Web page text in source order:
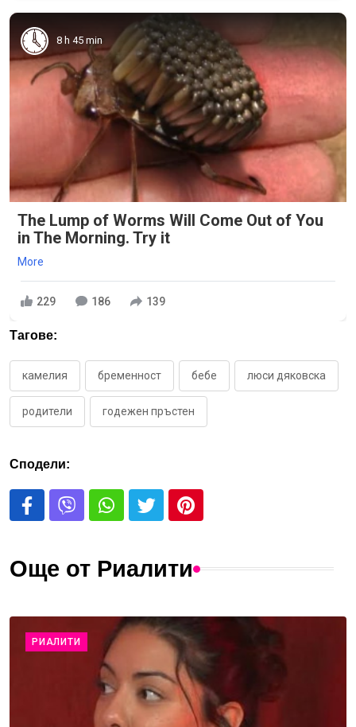
8 h 45 min
The Lump of Worms Will Come Out of You
in The Morning. Try it
More
229 186 139
Тагове:
камелия бременност бебе люси дяковска
родители годежен пръстен
Сподели:
Още от Риалити
РИАЛИТИ